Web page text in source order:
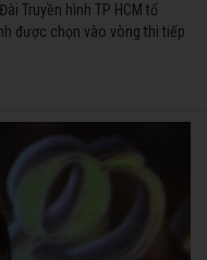
Truyền hình TP HCM tổ
được chọn vào vòng thi tiếp